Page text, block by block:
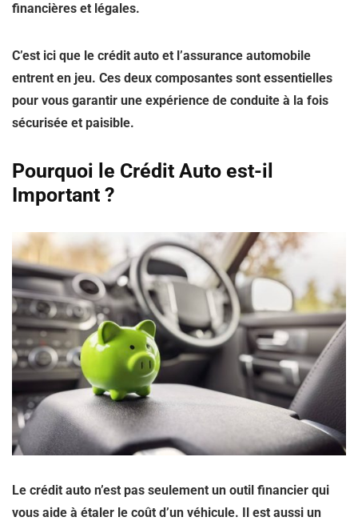
financières et légales.
C’est ici que le crédit auto et l’assurance automobile
entrent en jeu. Ces deux composantes sont essentielles
pour vous garantir une expérience de conduite à la fois
sécurisée et paisible.
Pourquoi le Crédit Auto est-il
Important ?
Le crédit auto n’est pas seulement un outil financier qui
vous aide à étaler le coût d’un véhicule. Il est aussi un